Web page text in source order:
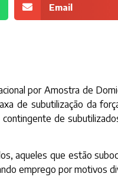
Email
por Amostra de
de subutilização da
de
aqueles que estão
emprego por motivos